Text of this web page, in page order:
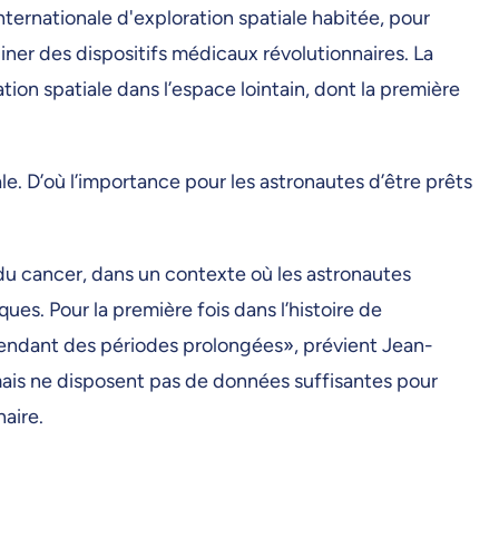
d'exploration spatiale habitée, pour
des dispositifs médicaux révolutionnaires. La
spatiale dans l’espace lointain, dont la première
D’où l’importance pour les astronautes d’être prêts
cancer, dans un contexte où les astronautes
Pour la première fois dans l’histoire de
des périodes prolongées», prévient Jean-
ne disposent pas de données suffisantes pour